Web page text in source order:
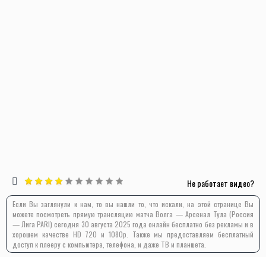
Не работает видео?
Если Вы заглянули к нам, то вы нашли то, что искали, на этой странице Вы
можете посмотреть прямую трансляцию матча Волга — Арсенал Тула (Россия
— Лига PARI) сегодня 30 августа 2025 года онлайн бесплатно без рекламы и в
хорошем качестве HD 720 и 1080p. Также мы предоставляем бесплатный
доступ к плееру с компьютера, телефона, и даже ТВ и планшета.